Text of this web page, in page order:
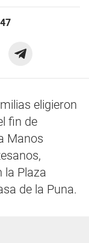
eligieron
fin de
Manos
la Plaza
de la Puna.